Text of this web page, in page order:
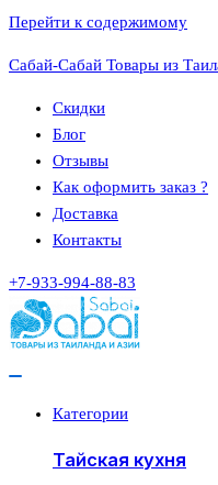
Перейти к содержимому
Сабай-Сабай Товары из
Скидки
Блог
Отзывы
Как оформить заказ ?
Доставка
Контакты
+7-933-994-88-83
Категории
Тайская кухня